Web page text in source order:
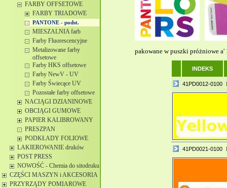
FARBY OFFSETOWE
FARBY TRIADOWE
PANTONE - podst.
MIESZALNIA farb
Farby Fluorescencyjne
Metalizowane farby
offsetowe
Farby HKS offsetowe
Farby NewV - UV
Farby Świecące UV
Pozostałe farby offsetowe
NACIĄGI DZIANINOWE
OBCIĄGI GUMOWE
PAPIER KALIBROWANY
PRESZPAN
PODKŁADY FOLIOWE
LAKIEROWANIE druków
POST PRESS
NOWOŚĆ - Chemia do sitodruku
CZĘŚCI MASZYN i AKCESORIA
PRZYRZĄDY POMIAROWE
pakowane w puszki próżniowe
INDEKS
41PD0012-0100
41PD0021-0100